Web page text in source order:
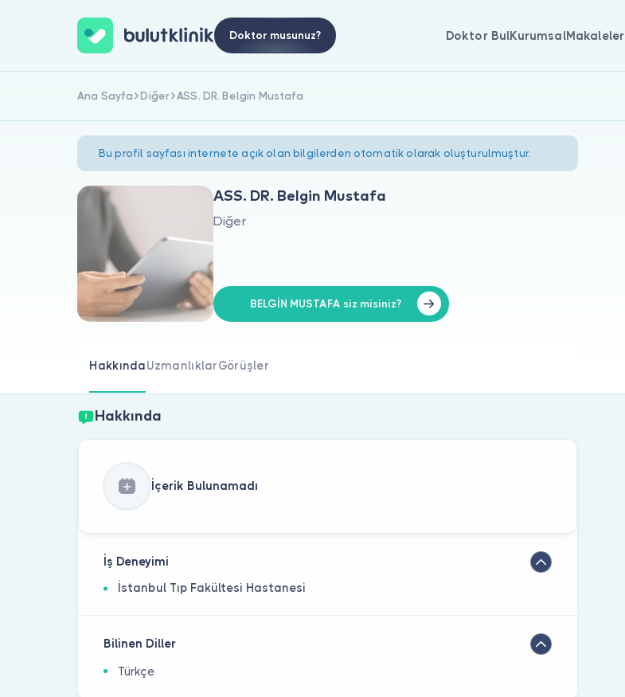
Doktor musunuz? Doktor BulKurumsalMakaleler
Ana Sayfa Diğer ASS. DR. Belgin Mustafa
Bu profil sayfası internete açık olan bilgilerden otomatik olarak oluşturulmuştur.
ASS. DR. Belgin Mustafa
Diğer
BELGİN MUSTAFA siz misiniz?
HakkındaUzmanlıklarGörüşler
Hakkında
İçerik Bulunamadı
İş Deneyimi
İstanbul Tıp Fakültesi Hastanesi
Bilinen Diller
Türkçe